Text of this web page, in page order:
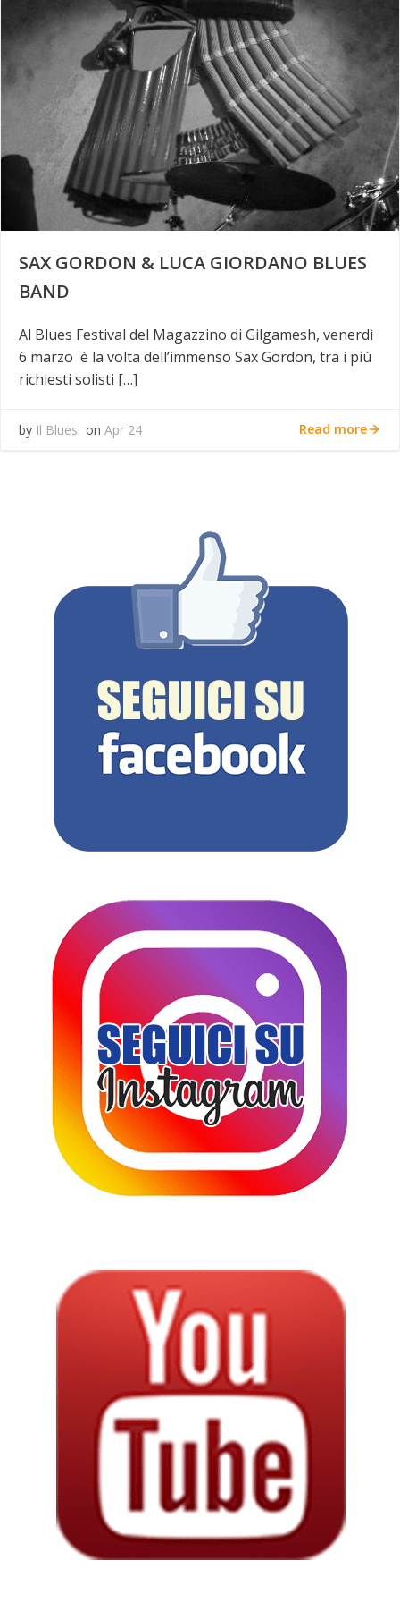
SAX GORDON & LUCA GIORDANO BLUES
BAND
Al Blues Festival del Magazzino di Gilgamesh, venerdì
6 marzo è la volta dell’immenso Sax Gordon, tra i più
richiesti solisti […]
by Il Blues on Apr 24 Read more